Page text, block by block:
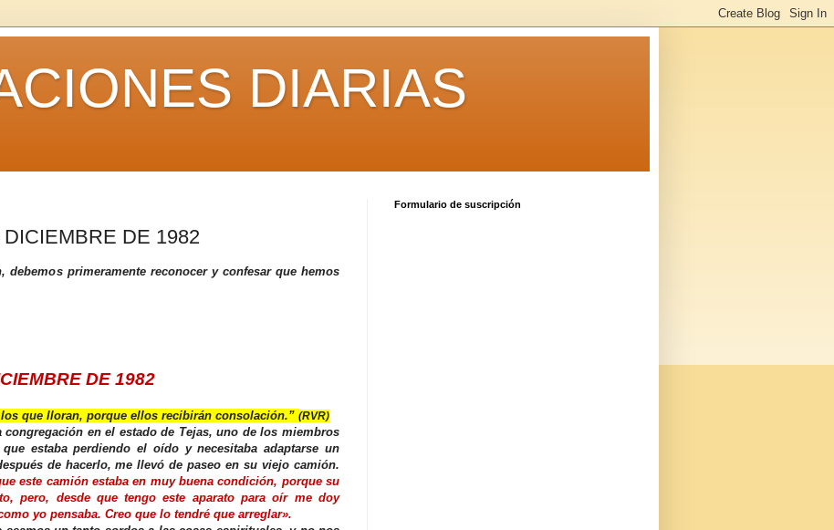
DIARIAS
DE 1982
debemos primeramente reconocer y confesar que hemos
DE 1982
los que lloran, porque ellos recibirán consolación.” (RVR)
congregación en el estado de Tejas, uno de los miembros
estaba perdiendo el oído y necesitaba adaptarse un
de hacerlo, me llevó de paseo en su viejo camión.
este camión estaba en muy buena condición, porque su
pero, desde que tengo este aparato para oír me doy
yo pensaba. Creo que lo tendré que arreglar».
Formulario de suscripción